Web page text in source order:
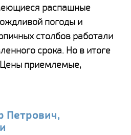
распашные
погоды и
столбов работали
срока. Но в итоге
Цены приемлемые,
Петрович,